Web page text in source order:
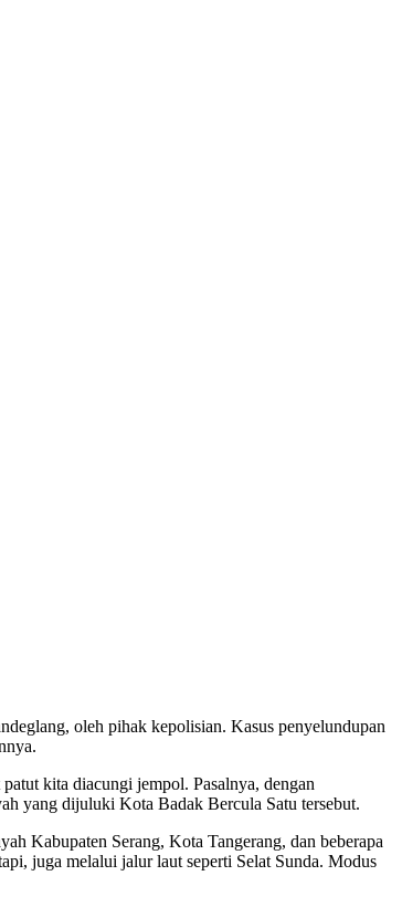
oleh pihak kepolisian. Kasus penyelundupan
kita diacungi jempol. Pasalnya, dengan
yang dijuluki Kota Badak Bercula Satu tersebut.
Kabupaten Serang, Kota Tangerang, dan beberapa
juga melalui jalur laut seperti Selat Sunda. Modus